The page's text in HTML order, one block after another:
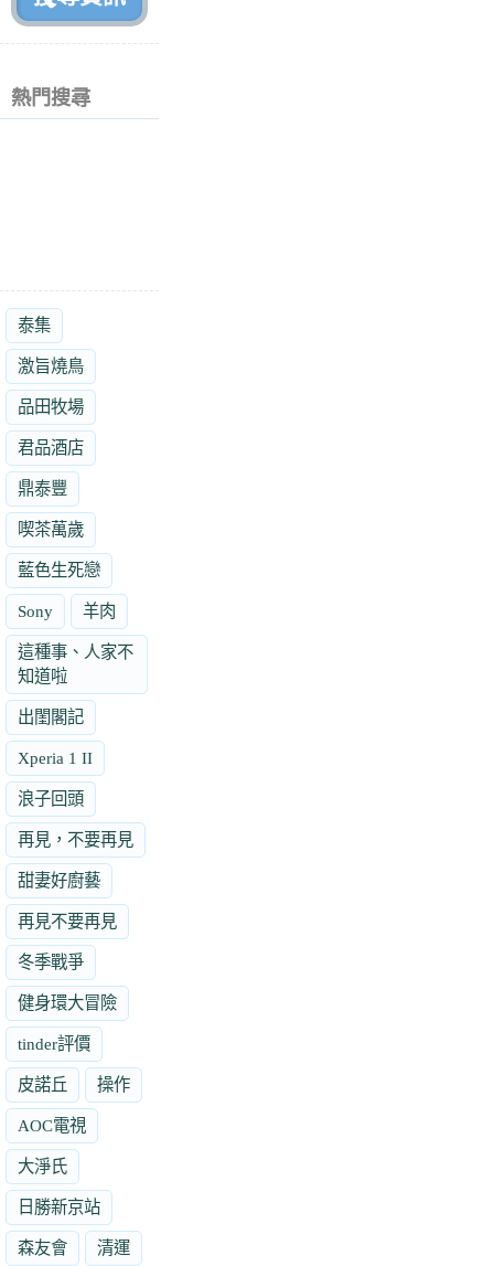
熱門搜尋
泰集
激旨燒鳥
品田牧場
君品酒店
鼎泰豐
喫茶萬歲
藍色生死戀
Sony 羊肉
這種事、人家不
知道啦
出閨閣記
Xperia 1 II
浪子回頭
再見，不要再見
甜妻好廚藝
再見不要再見
冬季戰爭
健身環大冒險
tinder評價
皮諾丘 操作
AOC電視
大淨氏
日勝新京站
森友會 清運